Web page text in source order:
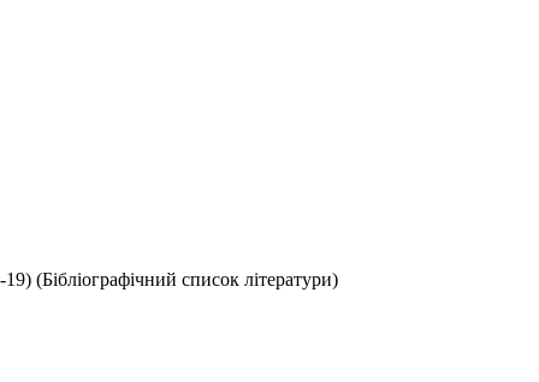
(Бібліографічний список літератури)